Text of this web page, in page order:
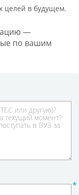
целей в будущем.
—
по вашим